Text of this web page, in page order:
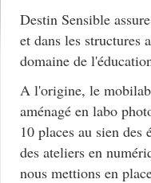
Destin Sensible
et dans les structures
domaine de
A l'origine, le
aménagé en labo
10 places au sien
des ateliers en
nous mettions en